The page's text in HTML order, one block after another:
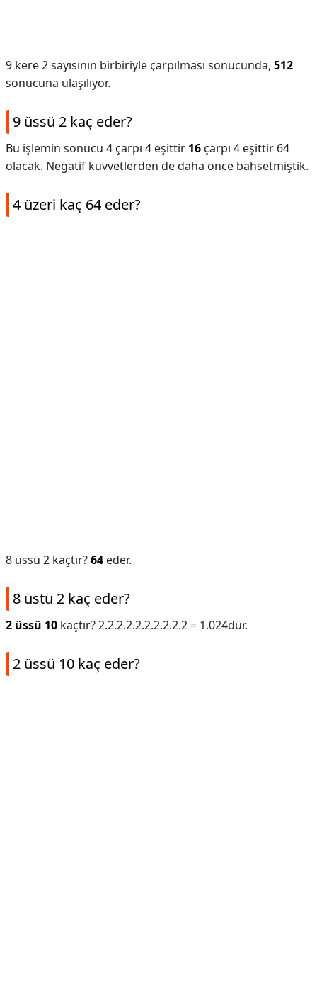
9 kere 2 sayısının birbiriyle çarpılması sonucunda, 512
sonucuna ulaşılıyor.
9 üssü 2 kaç eder?
Bu işlemin sonucu 4 çarpı 4 eşittir 16 çarpı 4 eşittir 64
olacak. Negatif kuvvetlerden de daha önce bahsetmiştik.
4 üzeri kaç 64 eder?
8 üssü 2 kaçtır?64 eder.
8 üstü 2 kaç eder?
2 üssü 10 kaçtır? 2.2.2.2.2.2.2.2.2.2 = 1.024dür.
2 üssü 10 kaç eder?